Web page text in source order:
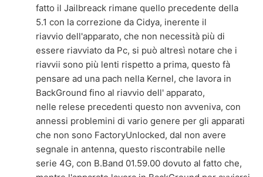
fatto il Jailbreack rimane quello precedente della
5.1 con la correzione da Cidya, inerente il
riavvio dell'apparato, che non necessità più di
essere riavviato da Pc, si può altresì notare che i
riavvii sono più lenti rispetto a prima, questo fà
pensare ad una pach nella Kernel, che lavora in
BackGround fino al riavvio dell' apparato,
nelle relese precedenti questo non avveniva, con
annessi problemini di vario genere per gli apparati
che non sono FactoryUnlocked, dal non avere
segnale in antenna, questo riscontrabile nelle
serie 4G, con B.Band 01.59.00 dovuto al fatto che,